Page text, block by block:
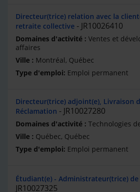
Directeur(trice) relation avec la
retraite collective
JR10026410
Ventes et
affaires
Montréal, Québec
Emploi permanent
Directeur(trice) adjoint(e), Livraison
Réclamation
JR10027280
Technologies
Québec, Québec
Emploi permanent
Étudiant(e) - Administrateur(trice)
JR10027325